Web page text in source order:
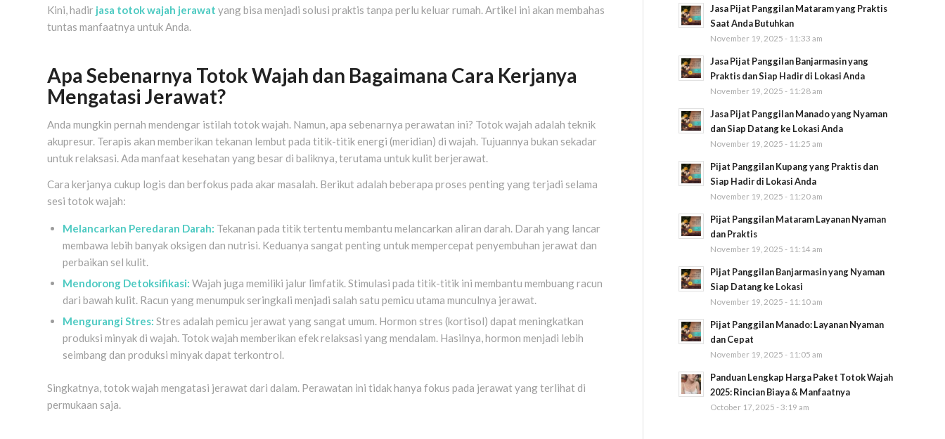
Kini, hadir jasa totok wajah jerawat yang bisa menjadi solusi praktis tanpa perlu keluar rumah. Artikel ini akan membahas
tuntas manfaatnya untuk Anda.
Apa Sebenarnya Totok Wajah dan Bagaimana Cara Kerjanya
Mengatasi Jerawat?
Anda mungkin pernah mendengar istilah totok wajah. Namun, apa sebenarnya perawatan ini? Totok wajah adalah teknik
akupresur. Terapis akan memberikan tekanan lembut pada titik-titik energi (meridian) di wajah. Tujuannya bukan sekadar
untuk relaksasi. Ada manfaat kesehatan yang besar di baliknya, terutama untuk kulit berjerawat.
Cara kerjanya cukup logis dan berfokus pada akar masalah. Berikut adalah beberapa proses penting yang terjadi selama
sesi totok wajah:
Melancarkan Peredaran Darah: Tekanan pada titik tertentu membantu melancarkan aliran darah. Darah yang lancar
membawa lebih banyak oksigen dan nutrisi. Keduanya sangat penting untuk mempercepat penyembuhan jerawat dan
perbaikan sel kulit.
Mendorong Detoksifikasi: Wajah juga memiliki jalur limfatik. Stimulasi pada titik-titik ini membantu membuang racun
dari bawah kulit. Racun yang menumpuk seringkali menjadi salah satu pemicu utama munculnya jerawat.
Mengurangi Stres: Stres adalah pemicu jerawat yang sangat umum. Hormon stres (kortisol) dapat meningkatkan
produksi minyak di wajah. Totok wajah memberikan efek relaksasi yang mendalam. Hasilnya, hormon menjadi lebih
seimbang dan produksi minyak dapat terkontrol.
Singkatnya, totok wajah mengatasi jerawat dari dalam. Perawatan ini tidak hanya fokus pada jerawat yang terlihat di
permukaan saja.
Jasa Pijat Panggilan Mataram yang Praktis
Saat Anda Butuhkan
November 19, 2025 - 11:33 am
Jasa Pijat Panggilan Banjarmasin yang
Praktis dan Siap Hadir di Lokasi Anda
November 19, 2025 - 11:28 am
Jasa Pijat Panggilan Manado yang Nyaman
dan Siap Datang ke Lokasi Anda
November 19, 2025 - 11:25 am
Pijat Panggilan Kupang yang Praktis dan
Siap Hadir di Lokasi Anda
November 19, 2025 - 11:20 am
Pijat Panggilan Mataram Layanan Nyaman
dan Praktis
November 19, 2025 - 11:14 am
Pijat Panggilan Banjarmasin yang Nyaman
Siap Datang ke Lokasi
November 19, 2025 - 11:10 am
Pijat Panggilan Manado: Layanan Nyaman
dan Cepat
November 19, 2025 - 11:05 am
Panduan Lengkap Harga Paket Totok Wajah
2025: Rincian Biaya & Manfaatnya
October 17, 2025 - 3:19 am